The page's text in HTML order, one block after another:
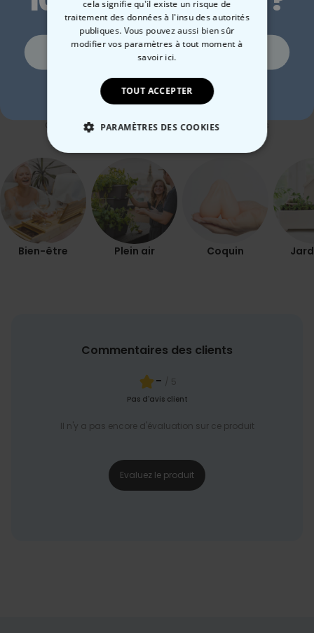
en bois avec texte
19,99 CHF
votre dessin devant et
derrière
34,99 CHF
Consultez nos autres catégories de cadeux insolites
Bien-être Plein air Coquin
Commentaires des clients
- / 5
Pas d'avis client
Il n'y a pas encore d'évaluation sur ce produit
Evaluez le produit
cela signifie qu'il existe un risque de
traitement des données à l'insu des autorités
publiques. Vous pouvez aussi bien sûr
modifier vos paramètres à tout momentà
savoir ici.
TOUT ACCEPTER
PARAMÈTRES DES COOKIES
PERFORMANCE
COMMERCIALISATION
NON CLASSÉ
Oui, volontiers !
Non merci, je n'aime pas les réductions